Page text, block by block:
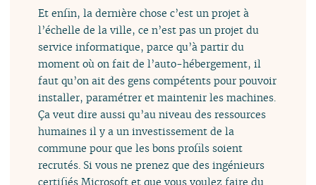
Et enfin, la dernière chose c’est un projet à
l’échelle de la ville, ce n’est pas un projet du
service informatique, parce qu’à partir du
moment où on fait de l’auto-hébergement, il
faut qu’on ait des gens compétents pour pouvoir
installer, paramétrer et maintenir les machines.
Ça veut dire aussi qu’au niveau des ressources
humaines il y a un investissement de la
commune pour que les bons profils soient
recrutés. Si vous ne prenez que des ingénieurs
certifiés Microsoft et que vous voulez faire du